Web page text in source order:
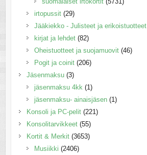
irtopussit (29)
Jääkiekko - Julisteet ja erikoistuotteet
kirjat ja lehdet (82)
Oheistuotteet ja suojamuovit (46)
Pogit ja coinit (206)
Jäsenmaksu (3)
jäsenmaksu 4kk (1)
jäsenmaksu- ainaisjäsen (1)
Konsoli ja PC-pelit (221)
Konsolitarvikkeet (55)
Kortit & Merkit (3653)
Musiikki (2406)